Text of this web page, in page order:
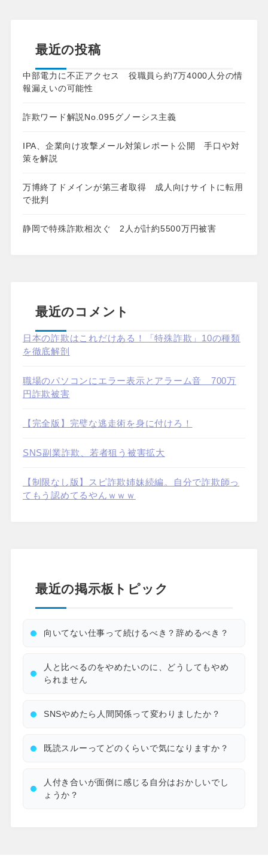
最近の投稿
中部電力に不正アクセス 役職員ら約7万4000人分の情
報漏えいの可能性
詐欺ワード解説No.095グノーシス主義
IPA、企業向け攻撃メール対策レポート公開 手口や対
策を解説
万博終了ドメインが第三者取得 成人向けサイトに転用
で批判
静岡で特殊詐欺相次ぐ 2人が計約5500万円被害
最近のコメント
日本の詐欺はこれだけある！「特殊詐欺」10の種類
を徹底解剖
職場のパソコンにエラー表示とアラーム音 700万
円詐欺被害
【完全版】完璧な逃走術を身に付けろ！
SNS副業詐欺、若者狙う被害拡大
【制限なし版】スピ詐欺姉妹続編。自分で詐欺師っ
てもう認めてるやんｗｗｗ
最近の掲示板トピック
向いてない仕事って続けるべき？辞めるべき？
人と比べるのをやめたいのに、どうしてもやめ
られません
SNSやめたら人間関係って変わりましたか？
既読スルーってどのくらいで気になりますか？
人付き合いが面倒に感じる自分はおかしいでし
ょうか？